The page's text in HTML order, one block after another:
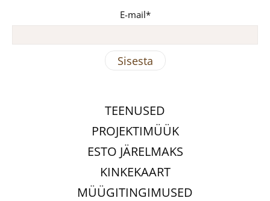
E-mail
TEENUSED
PROJEKTIMÜÜK
ESTO JÄRELMAKS
KINKEKAART
MÜÜGITINGIMUSED